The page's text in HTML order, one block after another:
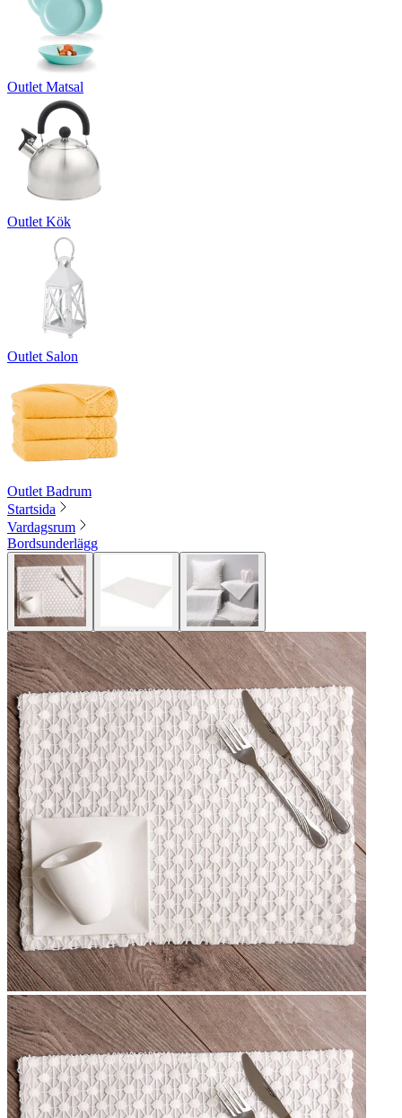
Outlet Matsal
Outlet Kök
Outlet Salon
Outlet Badrum
Startsida
Vardagsrum
Bordsunderlägg